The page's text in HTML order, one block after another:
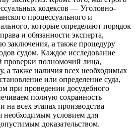
кодексов — Уголовно-
процессуального и
которые определяют порядок
и обязанности эксперта,
заключения, а также процедуру
судом. Каждое исследование
проверки полномочий лица,
а также наличия всех необходимых
или определение суда,
при проведении досудебного
полную сохранность
на всех этапах производства
необходимым условием для
доказательством.